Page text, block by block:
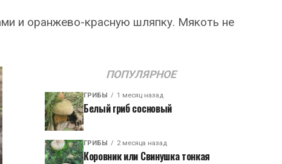
и оранжево-красную шляпку. Мякоть не
ПОПУЛЯРНОЕ
ГРИБЫ 1 месяц назад
Белый гриб сосновый
ГРИБЫ 2 месяца назад
Коровник или Свинушка тонкая